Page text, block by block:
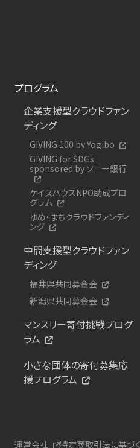
プログラム
企業支援型クラウドファン
ディング
GIVING 100 by Yogibo
GIVING for SDGs
sponsored by ソニー銀行
ケイズハウスNPO助成プロ
グラム
ゆめ・まちクラウドファンディ
ング
中間支援型クラウドファン
ディング
福井県共同募金会
新潟県共同募金会
マンスリー寄付挑戦プログ
ラム
小さな団体の寄付募集応
援プログラム
運営会社 特定商取引法に基づ